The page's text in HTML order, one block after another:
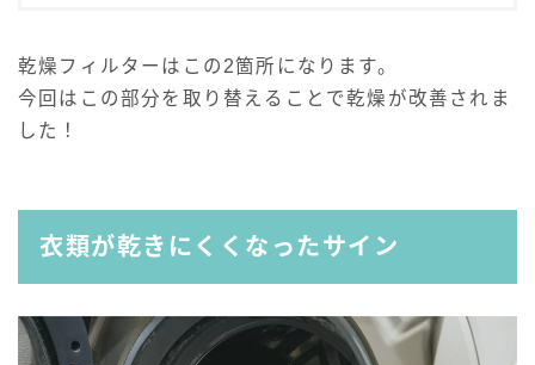
乾燥フィルターはこの2箇所になります。
今回はこの部分を取り替えることで乾燥が改善されま
した！
衣類が乾きにくくなったサイン